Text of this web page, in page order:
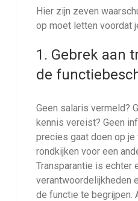
Hier zijn zeven
op moet letten voordat
1. Gebrek aan
de
Geen salaris vermeld?
kennis vereist? Geen
precies gaat doen op
rondkijken voor een
Transparantie is echter
verantwoordelijkheden
de functie te begrijpen.